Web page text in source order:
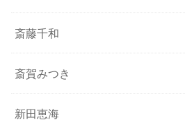
斎藤千和
斎賀みつき
新田恵海